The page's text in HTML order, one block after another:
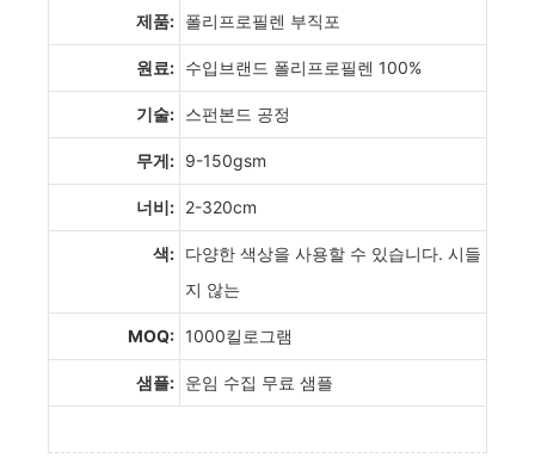
제품: 폴리프로필렌 부직포
원료: 수입브랜드 폴리프로필렌 100%
기술: 스펀본드 공정
무게: 9-150gsm
너비: 2-320cm
색: 다양한 색상을 사용할 수 있습니다. 시들
지 않는
MOQ: 1000킬로그램
샘플: 운임 수집 무료 샘플